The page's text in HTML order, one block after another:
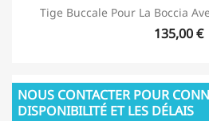
Tige Buccale Pour La Boccia
135,00 €
NOUS CONTACTER POUR
DISPONIBILITÉ ET LES DÉLAIS